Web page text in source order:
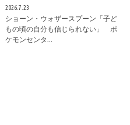
2026.7.23
ショーン・ウォザースプーン「子ど
もの頃の自分も信じられない」 ポ
ケモンセンタ…